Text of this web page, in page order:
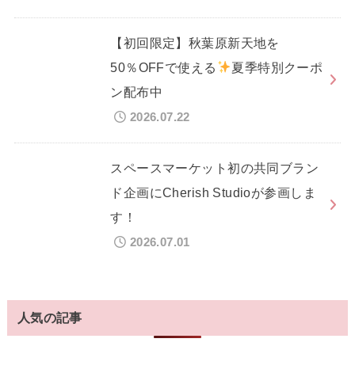
【初回限定】秋葉原新天地を
50％OFFで使える
夏季特別クーポ
ン配布中
2026.07.22
スペースマーケット初の共同ブラン
ド企画にCherish Studioが参画しま
す！
2026.07.01
人気の記事